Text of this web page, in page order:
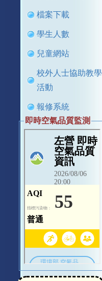
檔案下載
學生人數
兒童網站
校外人士協助教學
活動
報修系統
即時空氣品質監測